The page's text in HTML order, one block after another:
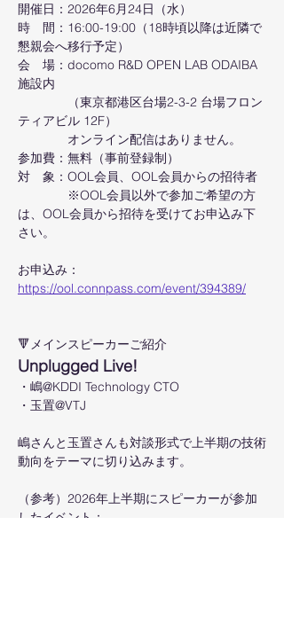
開催日：2026年6月24日（水）
時　間：16:00-19:00（18時頃以降は近隣で
懇親会へ移行予定）
会　場：docomo R&D OPEN LAB ODAIBA
施設内
（東京都港区台場2-3-2 台場フロン
ティアビル 12F）
オンライン配信はありません。
参加費：無料（事前登録制）
対　象：OOL会員、OOL会員からの招待者
※OOL会員以外で参加ご希望の方
は、OOL会員から招待を受けてお申込み下
さい。
お申込み：
https://ool.connpass.com/event/394389/
🔻メインスピーカーご紹介
Unplugged Live!
・嶋@KDDI Technology CTO
・玉置@VTJ
嶋さんと玉置さんも対談形式で上半期の技術
動向をテーマに切り込みます。
（参考）2026年上半期にスピーカーが参加
したイベント：